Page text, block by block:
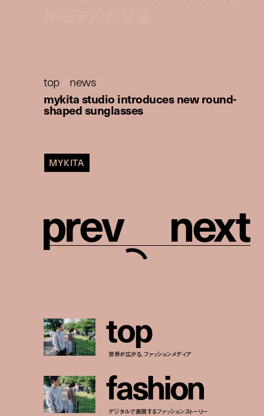
top/ news
mykita studio introduces new round-
shaped sunglasses
MYKITA
prev next
top
世界が広がる、ファッションメディア
fashion
デジタルで表現するファッションストーリー